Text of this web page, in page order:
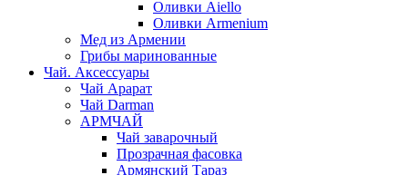
Оливки Aiello
Оливки Armenium
Мед из Армении
Грибы маринованные
Чай. Аксессуары
Чай Арарат
Чай Darman
АРМЧАЙ
Чай заварочный
Прозрачная фасовка
Армянский Тараз